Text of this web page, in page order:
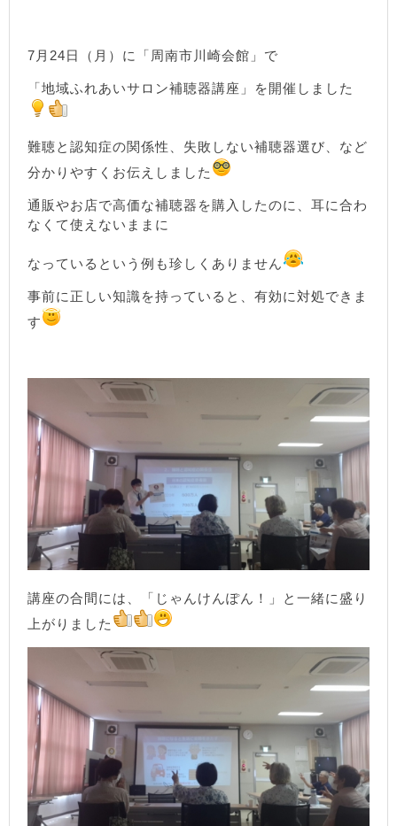
7月24日（月）に「周南市川崎会館」で
「地域ふれあいサロン補聴器講座」を開催しました
難聴と認知症の関係性、失敗しない補聴器選び、など
分かりやすくお伝えしました
通販やお店で高価な補聴器を購入したのに、耳に合わ
なくて使えないままに
なっているという例も珍しくありません
事前に正しい知識を持っていると、有効に対処できま
す
講座の合間には、「じゃんけんぽん！」と一緒に盛り
上がりました